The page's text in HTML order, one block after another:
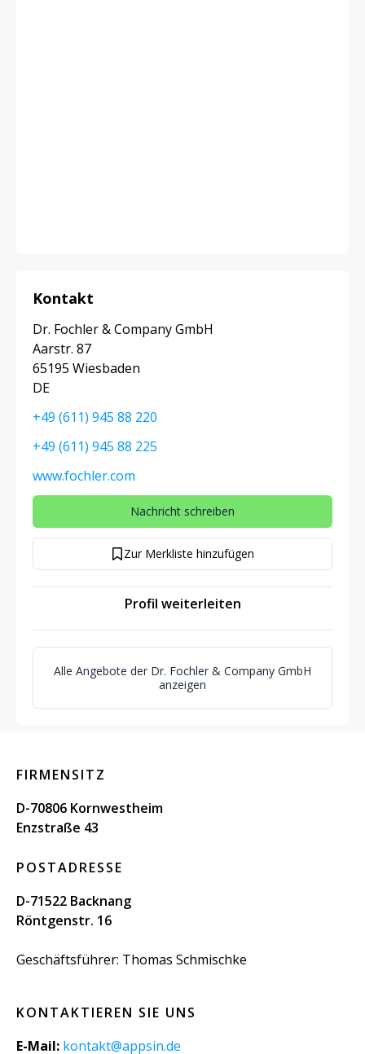
Kontakt
Dr. Fochler & Company GmbH
Aarstr. 87
65195 Wiesbaden
DE
+49 (611) 945 88 220
+49 (611) 945 88 225
www.fochler.com
Nachricht schreiben
Zur Merkliste hinzufügen
Profil weiterleiten
Alle Angebote der Dr. Fochler & Company GmbH
anzeigen
FIRMENSITZ
D-70806 Kornwestheim
Enzstraße 43
POSTADRESSE
D-71522 Backnang
Röntgenstr. 16
Geschäftsführer: Thomas Schmischke
KONTAKTIEREN SIE UNS
E-Mail: kontakt@appsin.de